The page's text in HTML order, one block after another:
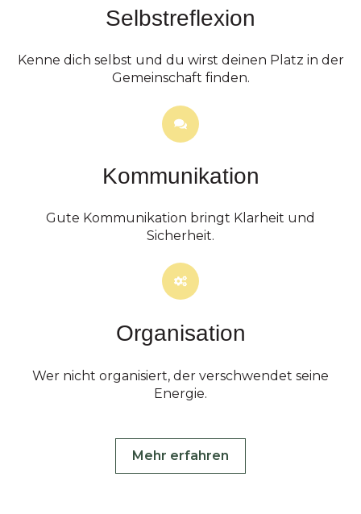
Selbstreflexion
Kenne dich selbst und du wirst deinen Platz in der
Gemeinschaft finden.
Kommunikation
Gute Kommunikation bringt Klarheit und
Sicherheit.
Organisation
Wer nicht organisiert, der verschwendet seine
Energie.
Mehr erfahren